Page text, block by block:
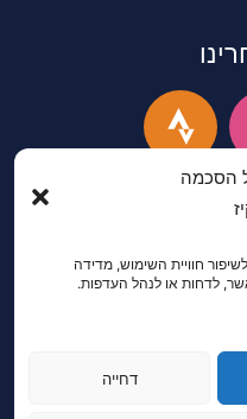
הסכמה
חוויית השימוש, מדידה
לדחות או לנהל העדפות.
דחייה